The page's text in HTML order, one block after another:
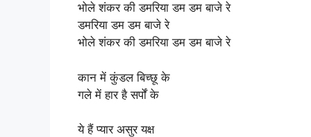
भोले शंकर की डमरिया डम डम बाजे रे
डमरिया डम डम बाजे रे
भोले शंकर की डमरिया डम डम बाजे रे
कान में कुंडल बिच्छू के
गले में हार है सर्पों के
ये हैं प्यार असुर यक्ष